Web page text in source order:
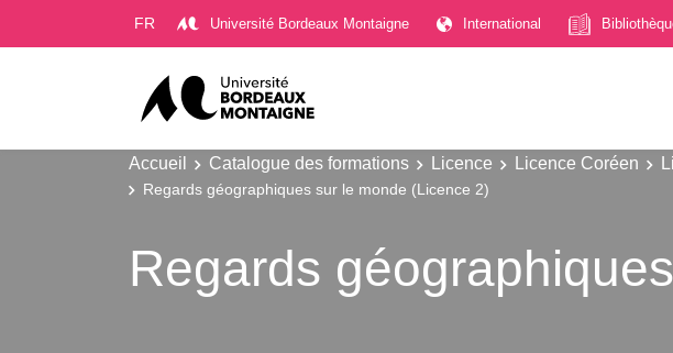
FR Université Bordeaux Montaigne International
Accueil Catalogue des formations Licence Licence Coréen
Regards géographiques sur le monde (Licence 2)
Regards